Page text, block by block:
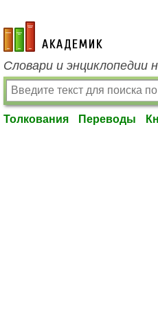
academic.ru
Словари и энциклопедии
Толкования Переводы